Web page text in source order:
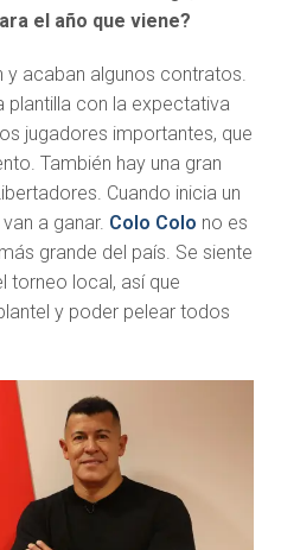
el año que viene?
acaban algunos contratos.
plantilla con la expectativa
jugadores importantes, que
También hay una gran
Cuando inicia un
a ganar. Colo Colo no es
grande del país. Se siente
torneo local, así que
y poder pelear todos